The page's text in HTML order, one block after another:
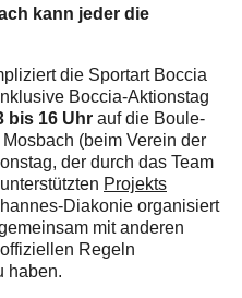
kann jeder die
die Sportart Boccia
Boccia-Aktionstag
bis 16 Uhrauf die Boule-
(beim Verein der
der durch das Team
Projekts
Diakonie organisiert
mit anderen
Regeln
haben.